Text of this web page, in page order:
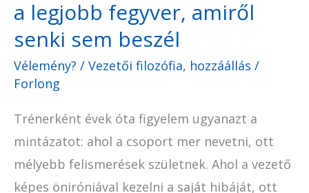
a legjobb fegyver, amiről
senki sem beszél
Vélemény? / Vezetői filozófia, hozzáállás /
Forlong
Trénerként évek óta figyelem ugyanazt a
mintázatot: ahol a csoport mer nevetni, ott
mélyebb felismerések születnek. Ahol a vezető
képes öniróniával kezelni a saját hibáját, ott
sem
beszél